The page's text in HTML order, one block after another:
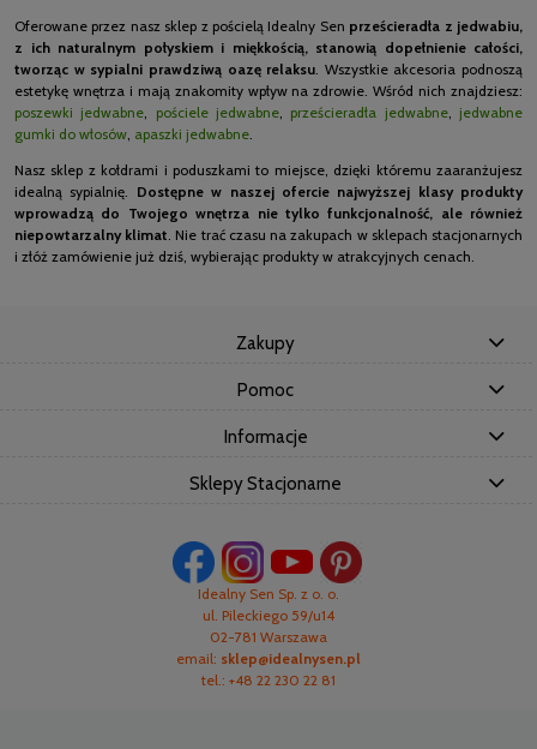
Oferowane przez nasz sklep z pościelą Idealny Sen prześcieradła z jedwabiu,
z ich naturalnym połyskiem i miękkością, stanowią dopełnienie całości,
tworząc w sypialni prawdziwą oazę relaksu . Wszystkie akcesoria podnoszą
estetykę wnętrza i mają znakomity wpływ na zdrowie. Wśród nich znajdziesz:
poszewki jedwabne
pościele jedwabne prześcieradła jedwabne, jedwabne
gumki do włosów apaszki jedwabne
Nasz sklep z kołdrami i poduszkami to miejsce, dzięki któremu zaaranżujesz
idealną sypialnię. Dostępne w naszej ofercie najwyższej klasy produkty
wprowadzą do Twojego wnętrza nie tylko funkcjonalność, ale również
niepowtarzalny klimat . Nie trać czasu na zakupach w sklepach stacjonarnych
i złóż zamówienie już dziś, wybierając produkty w atrakcyjnych cenach.
Zakupy
Pomoc
Informacje
Sklepy Stacjonarne
Idealny Sen Sp. z o. o.
ul. Pileckiego 59/u14
02-781 Warszawa
email: sklep@idealnysen.pl
tel.: +48 22 230 22 81